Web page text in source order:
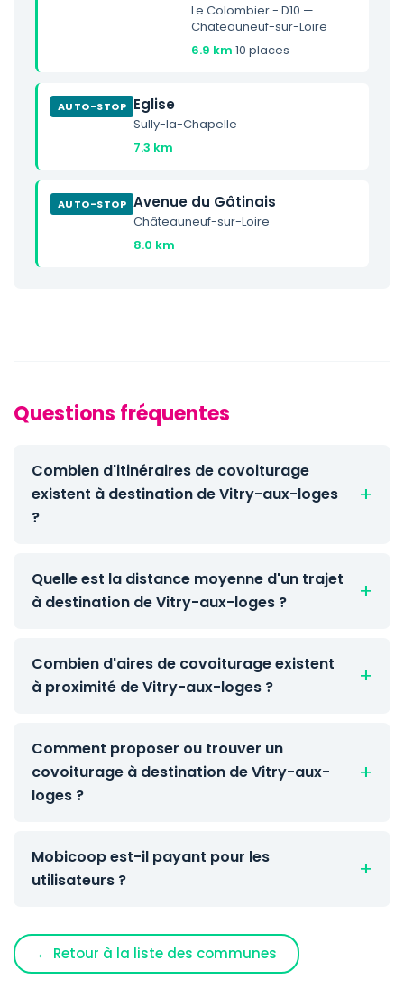
Le Colombier - D10 —
Chateauneuf-sur-Loire
6.9 km·10 places
AUTO-STOP Eglise
Sully-la-Chapelle
7.3 km
AUTO-STOP Avenue du Gâtinais
Châteauneuf-sur-Loire
8.0 km
Questions fréquentes
Combien d'itinéraires de covoiturage
existent à destination de Vitry-aux-loges
?
Quelle est la distance moyenne d'un trajet
à destination de Vitry-aux-loges ?
Combien d'aires de covoiturage existent
à proximité de Vitry-aux-loges ?
Comment proposer ou trouver un
covoiturage à destination de Vitry-aux-
loges ?
Mobicoop est-il payant pour les
utilisateurs ?
← Retour à la liste des communes